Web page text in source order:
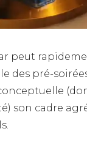
peut
des pré-
son cadre